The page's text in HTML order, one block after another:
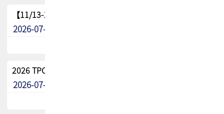
【11/13-15】2026 TPCA 百岳登頂_南橫三星
2026-07-22
2026 TPCA中南區會員問卷暨7/31交流餐敘報名
2026-07-08